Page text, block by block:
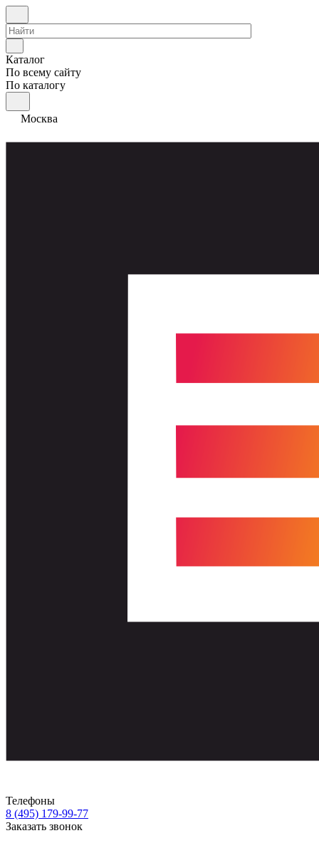
Каталог
По всему сайту
По каталогу
Москва
Телефоны
8 (495) 179-99-77
Заказать звонок